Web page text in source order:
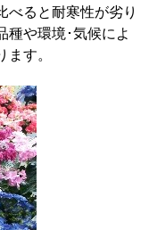
べると耐寒性が劣り
種や環境･気候によ
す。